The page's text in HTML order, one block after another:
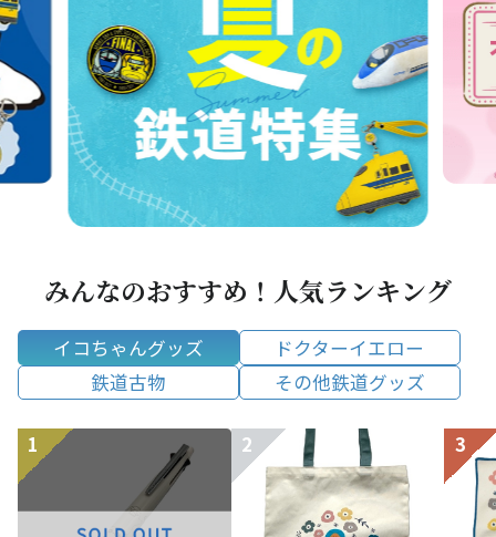
みんなのおすすめ！人気ランキング
イコちゃんグッズ
ドクターイエロー
鉄道古物
その他鉄道グッズ